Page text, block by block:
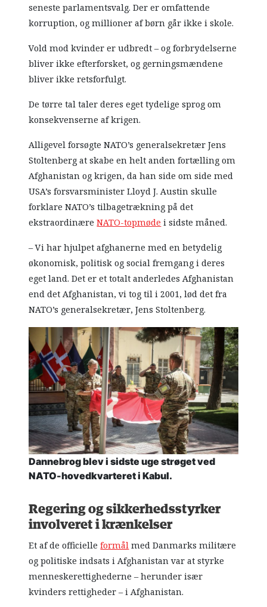
seneste parlamentsvalg. Der er omfattende
korruption, og millioner af børn går ikke i skole.
Vold mod kvinder er udbredt – og forbrydelserne
bliver ikke efterforsket, og gerningsmændene
bliver ikke retsforfulgt.
De tørre tal taler deres eget tydelige sprog om
konsekvenserne af krigen.
Alligevel forsøgte NATO’s generalsekretær Jens
Stoltenberg at skabe en helt anden fortælling om
Afghanistan og krigen, da han side om side med
USA’s forsvarsminister Lloyd J. Austin skulle
forklare NATO’s tilbagetrækning på det
ekstraordinæreNATO-topmøde i sidste måned.
– Vi har hjulpet afghanerne med en betydelig
økonomisk, politisk og social fremgang i deres
eget land. Det er et totalt anderledes Afghanistan
end det Afghanistan, vi tog til i 2001, lød det fra
NATO’s generalsekretær, Jens Stoltenberg.
Dannebrog blev i sidste uge strøget ved
NATO-hovedkvarteret i Kabul.
Regering og sikkerhedsstyrker
involveret i krænkelser
Et af de officielleformålmed Danmarks militære
og politiske indsats i Afghanistan var at styrke
menneskerettighederne – herunder især
kvinders rettigheder – i Afghanistan.